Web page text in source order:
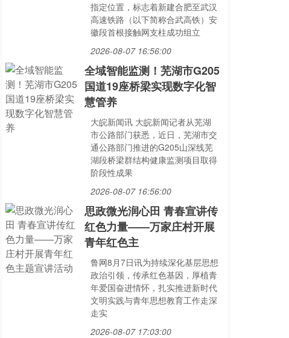
指定位置，标志着新建合肥至武汉
高速铁路（以下简称合武高铁）安
徽段首根接触网支柱成功组立
2026-08-07 16:56:00
全域智能监测！芜湖市G205
国道19座桥梁实现数字化智
慧管养
大皖新闻讯 大皖新闻记者从芜湖
市公路部门获悉，近日，芜湖市交
通公路部门推进的G205山深线芜
湖段桥梁群结构健康监测项目取得
阶段性成果
2026-08-07 16:56:00
思政微光润心田 青春宣讲传
红色力量——万家庄村开展
青年红色主
鲁网8月7日讯为持续深化基层思想
政治引领，传承红色基因，厚植青
年爱国奋进情怀，扎实推进新时代
文明实践与青年思想教育工作走深
走实
2026-08-07 17:03:00